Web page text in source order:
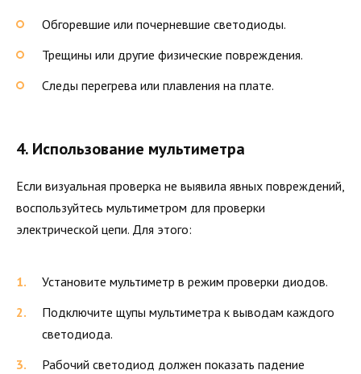
Обгоревшие или почерневшие светодиоды.
Трещины или другие физические повреждения.
Следы перегрева или плавления на плате.
4. Использование мультиметра
Если визуальная проверка не выявила явных повреждений,
воспользуйтесь мультиметром для проверки
электрической цепи. Для этого:
Установите мультиметр в режим проверки диодов.
Подключите щупы мультиметра к выводам каждого
светодиода.
Рабочий светодиод должен показать падение